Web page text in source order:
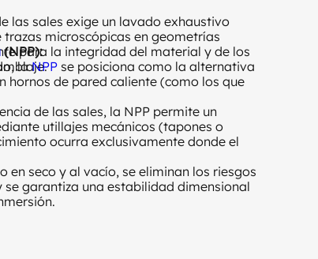
las sales exige un lavado exhaustivo
microscópicas en geometrías
para la integridad del material y de los
(NPP):
laNPP se posiciona como la alternativa
hornos de pared caliente (como los que
de las sales, la NPP permite un
utillajes mecánicos (tapones o
ocurra exclusivamente donde el
en seco y al vacío, se eliminan los riesgos
garantiza una estabilidad dimensional